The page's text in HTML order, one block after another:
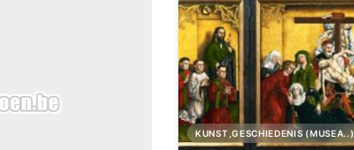
KUNST,GESCHIEDENIS (MUSEA..)